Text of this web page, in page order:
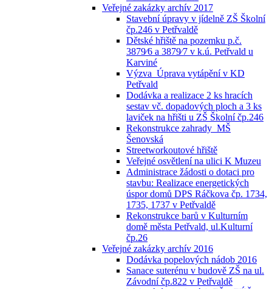
Veřejné zakázky archív 2017
Stavební úpravy v jídelně ZŠ Školní
čp.246 v Petřvaldě
Dětské hřiště na pozemku p.č.
3879⁄6 a 3879⁄7 v k.ú. Petřvald u
Karviné
Výzva_Úprava vytápění v KD
Petřvald
Dodávka a realizace 2 ks hracích
sestav vč. dopadových ploch a 3 ks
laviček na hřišti u ZŠ Školní čp.246
Rekonstrukce zahrady_MŠ
Šenovská
Streetworkoutové hřiště
Veřejné osvětlení na ulici K Muzeu
Administrace žádosti o dotaci pro
stavbu: Realizace energetických
úspor domů DPS Ráčkova čp. 1734,
1735, 1737 v Petřvaldě
Rekonstrukce barů v Kulturním
domě města Petřvald, ul.Kulturní
čp.26
Veřejné zakázky archív 2016
Dodávka popelových nádob 2016
Sanace suterénu v budově ZŠ na ul.
Závodní čp.822 v Petřvaldě